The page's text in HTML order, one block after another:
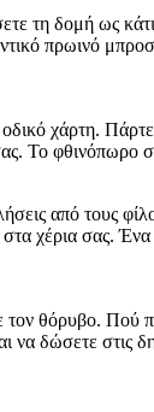
τη δομή ως
πρωινό
χάρτη.
Το φθινόπωρο
από
χέρια σας.
θόρυβο.
δώσετε στις